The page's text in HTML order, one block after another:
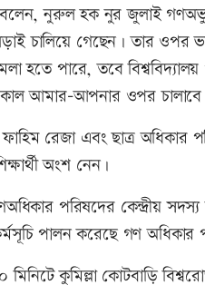
বলেন, নুরুল হক নুর জুলাই
লড়াই চালিয়ে গেছেন। তার
হতে পারে, তবে
আমার-আপনার ওপর
রেজা এবং ছাত্র
অংশ নেন।
পরিষদের কেন্দ্রীয়
পালন করেছে গণ অধিকার
কুমিল্লা কোটবাড়ি